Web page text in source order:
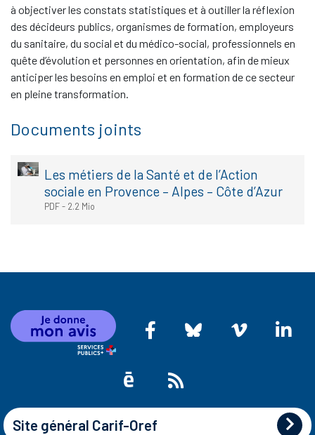
à objectiver les constats statistiques et à outiller la réflexion
des décideurs publics, organismes de formation, employeurs
du sanitaire, du social et du médico-social, professionnels en
quête d’évolution et personnes en orientation, afin de mieux
anticiper les besoins en emploi et en formation de ce secteur
en pleine transformation.
Documents joints
Les métiers de la Santé et de l’Action
sociale en Provence – Alpes – Côte d’Azur
PDF- 2.2 Mio
Site général Carif-Oref